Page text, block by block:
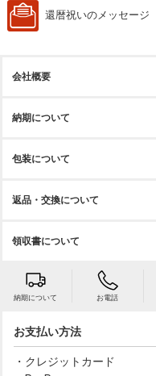
還暦祝いのメッセージ
会社概要
納期について
包装について
返品・交換について
領収書について
納期について お電話
お支払い方法
・クレジットカード